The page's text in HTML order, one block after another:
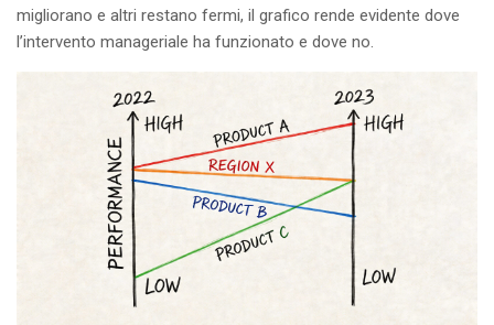
migliorano e altri restano fermi, il grafico rende evidente dove
l’intervento manageriale ha funzionato e dove no.